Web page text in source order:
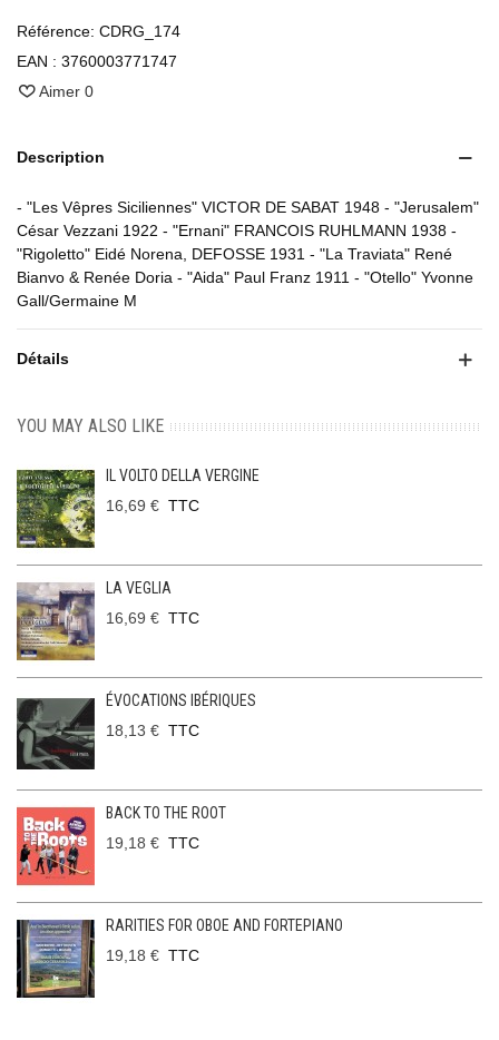
Référence: CDRG_174
EAN : 3760003771747
Aimer 0
Description
- "Les Vêpres Siciliennes" VICTOR DE SABAT 1948 - "Jerusalem"
César Vezzani 1922 - "Ernani" FRANCOIS RUHLMANN 1938 -
"Rigoletto" Eidé Norena, DEFOSSE 1931 - "La Traviata" René
Bianvo & Renée Doria - "Aida" Paul Franz 1911 - "Otello" Yvonne
Gall/Germaine M
Détails
YOU MAY ALSO LIKE
IL VOLTO DELLA VERGINE
16,69 € TTC
LA VEGLIA
16,69 € TTC
ÉVOCATIONS IBÉRIQUES
18,13 € TTC
BACK TO THE ROOT
19,18 € TTC
RARITIES FOR OBOE AND FORTEPIANO
19,18 € TTC